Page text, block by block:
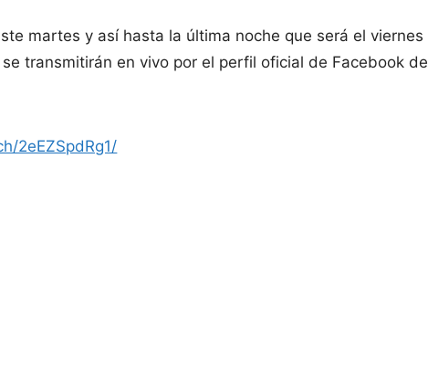
martes y así hasta la última noche que será el viernes
transmitirán en vivo por el perfil oficial de Facebook de
2eEZSpdRg1/